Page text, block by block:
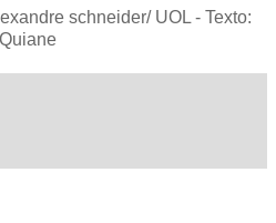
schneider/ UOL - Texto:
Quiane